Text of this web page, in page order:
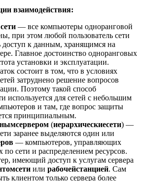
взаимодействия:
— все компьютеры одноранговой
при этом любой пользователь сети
доступ к данным, хранящимся на
Главное достоинство одноранговых
установки и эксплуатации.
состоит в том, что в условиях
затруднено решение вопросов
Поэтому такой способ
используется для сетей с небольшим
и там, где вопрос защиты
принципиальным.
сервером (иерархическиесети) —
заранее выделяются один или
— компьютеров, управляющих
сети и распределением ресурсов.
имеющий доступ к услугам сервера
сети или рабочейстанцией. Сам
клиентом только сервера более